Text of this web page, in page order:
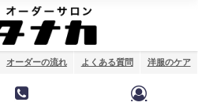
オーダーの流れ よくある質問 洋服のケア